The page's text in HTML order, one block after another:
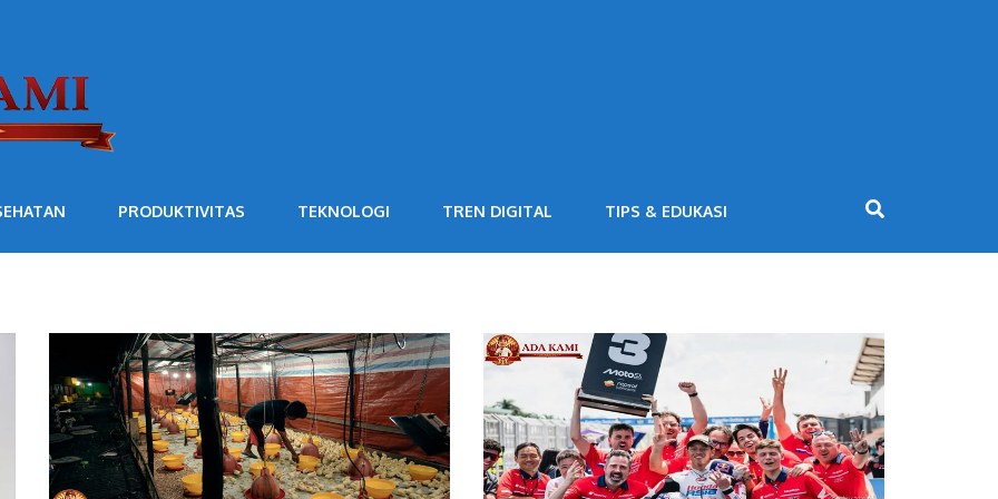
PRODUKTIVITAS TEKNOLOGI TREN DIGITAL TIPS & EDUKASI